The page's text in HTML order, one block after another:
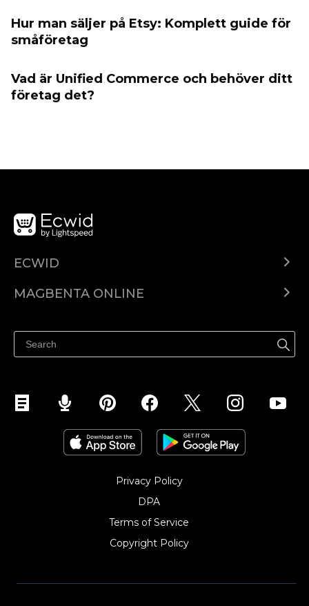
Hur man säljer på Etsy: Komplett guide för
småföretag
Vad är Unified Commerce och behöver ditt
företag det?
ECWID
Help center
MAGBENTA ONLINE
Ibenta sa Facebook
Privacy Policy
DPA
Terms of Service
Copyright Policy‎